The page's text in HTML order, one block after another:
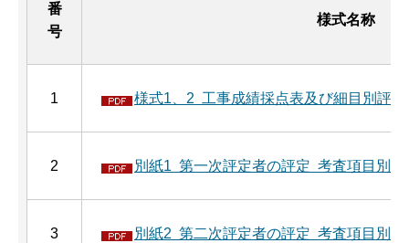
番
号
様式名称
1 様式1、2 工事成績採点表及び細目別評
2 別紙1 第一次評定者の評定 考査項目別
3 別紙2 第二次評定者の評定 考査項目別